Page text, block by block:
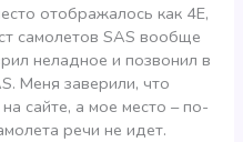
отображалось как 4Е,
самолетов SAS вообще
неладное и позвонил в
Меня заверили, что
сайте, а мое место – по-
речи не идет.